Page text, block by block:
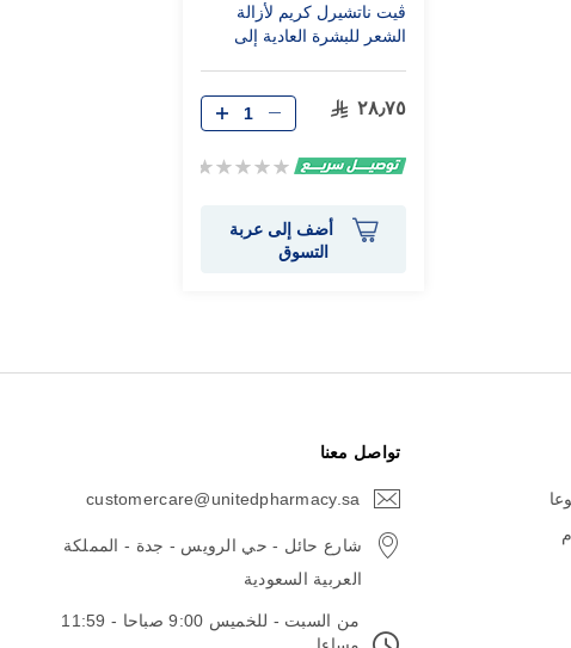
ڤيت ناتشيرل كريم لأزالة
الشعر للبشرة العادية إلى
٢٨٫٧٥
Rating:
أضف إلى عربة
التسوق
تواصل معنا
customercare@unitedpharmacy.sa
شارع حائل - حي الرويس - جدة - المملكة
العربية السعودية
من السبت - للخميس 9:00 صباحا - 11:59